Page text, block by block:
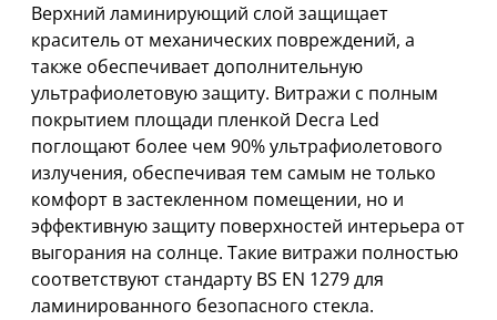
Верхний ламинирующий слой защищает
краситель от механических повреждений, а
также обеспечивает дополнительную
ультрафиолетовую защиту. Витражи с полным
покрытием площади пленкой Decra Led
поглощают более чем 90% ультрафиолетового
излучения, обеспечивая тем самым не только
комфорт в застекленном помещении, но и
эффективную защиту поверхностей интерьера от
выгорания на солнце. Такие витражи полностью
соответствуют стандарту BS EN 1279 для
ламинированного безопасного стекла.